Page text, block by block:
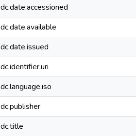
dc.date.accessioned
dc.date.available
dc.date.issued
dc.identifier.uri
dc.language.iso
dc.publisher
dc.title